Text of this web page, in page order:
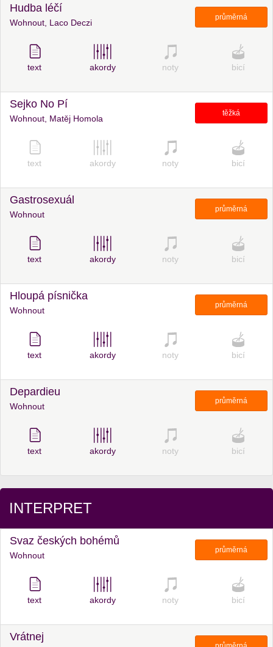
Hudba léčí
Wohnout, Laco Deczi
průměrná
text akordy noty bicí
Sejko No Pí
Wohnout, Matěj Homola
těžká
text akordy noty bicí
Gastrosexuál
Wohnout
průměrná
text akordy noty bicí
Hloupá písnička
Wohnout
průměrná
text akordy noty bicí
Depardieu
Wohnout
průměrná
text akordy noty bicí
INTERPRET
Svaz českých bohémů
Wohnout
průměrná
text akordy noty bicí
Vrátnej